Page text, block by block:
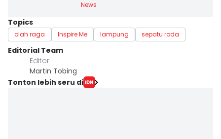
News
Topics
olah raga Inspire Me lampung sepatu roda
Editorial Team
Editor
Martin Tobing
Tonton lebih seru di